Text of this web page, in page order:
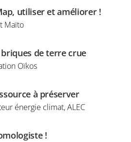
utiliser et améliorer !
Maïto
de terre crue
Oïkos
à préserver
énergie climat, ALEC
!